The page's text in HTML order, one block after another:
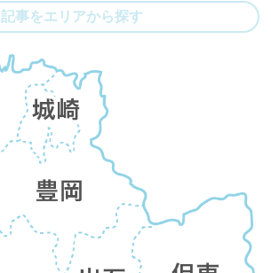
記事をエリアから探す